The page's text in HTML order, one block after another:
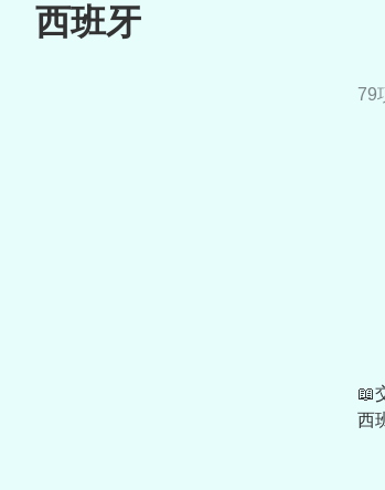
西班牙
79
📖
西